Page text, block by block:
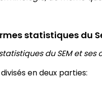
statistiques du
du SEM et ses
en deux parties: